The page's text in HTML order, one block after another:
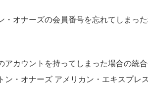
・オナーズの会員番号を忘れてしまっ
アカウントを持ってしまった場合の統
ン・オナーズ アメリカン・エキスプレ